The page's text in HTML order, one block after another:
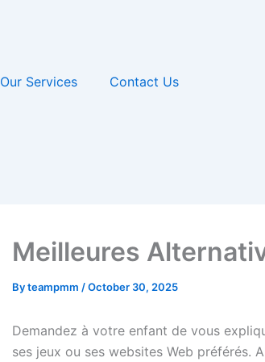
Our Services Contact Us
Meilleures
Byteampmm /October 30, 2025
Demandez à votre enfant de vous
ses jeux ou ses websites Web préférés.